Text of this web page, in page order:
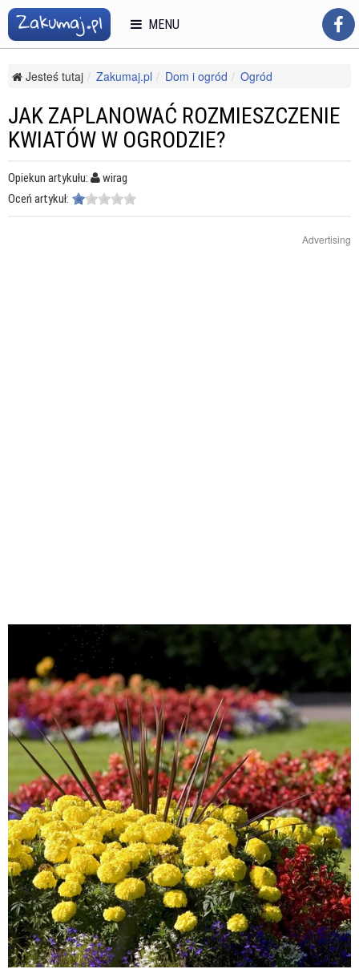
Jesteś tutaj Zakumaj.pl Dom i ogród
Ogród
Jak zaplanować rozmieszczenie kwiatów w ogrodzie?
JAK ZAPLANOWAĆ ROZMIESZCZENIE
KWIATÓW W OGRODZIE?
Opiekun artykułu:
wirag
Oceń artykuł:
Advertising
MENU